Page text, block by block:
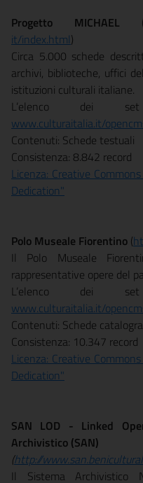
Progetto MICHAEL (
it/index.html)
Circa 5.000 schede
archivi, biblioteche, uffici
istituzioni culturali italiane.
L’elenco dei
www.culturaitalia.it/
Contenuti: Schede testuali
Consistenza: 8.842 record
Licenza: Creative
Dedication"
Polo Museale Fiorentino (
Il Polo Museale
rappresentative opere del
L’elenco dei
www.culturaitalia.it/
Contenuti: Schede
Consistenza: 10.347 record
Licenza: Creative
Dedication"
SAN LOD - Linked
Archivistico (SAN)
(http://
Il Sistema Archivistico